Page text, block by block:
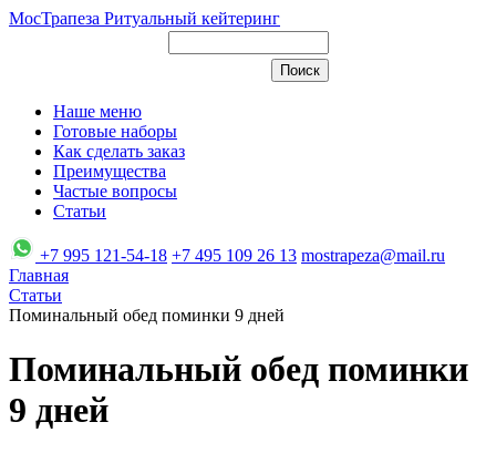
МосТрапеза Ритуальный кейтеринг
Наше меню
Готовые наборы
Как сделать заказ
Преимущества
Частые вопросы
Статьи
+7 995 121-54-18 +7 495 109 26 13 mostrapeza@mail.ru
Главная
Статьи
Поминальный обед поминки 9 дней
Поминальный обед поминки
9 дней